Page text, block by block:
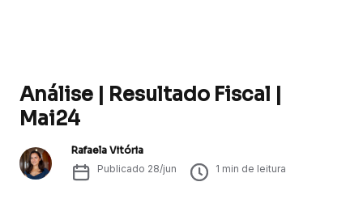
Análise | Resultado Fiscal |
Mai24
Rafaela Vitória
Publicado 28/jun 1 min de leitura